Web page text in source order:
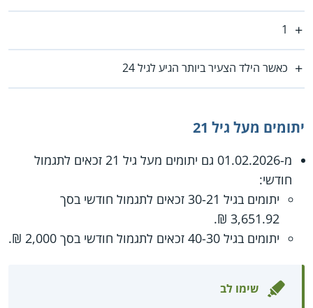
1
כאשר הילד הצעיר ביותר הגיע לגיל 24
יתומים מעל גיל 21
מ-01.02.2026 גם יתומים מעל גיל 21 זכאים לתגמול
חודשי:
יתומים בגיל 30-21 זכאים לתגמול חודשי בסך
3,651.92 ₪.
יתומים בגיל 40-30 זכאים לתגמול חודשי בסך 2,000 ₪.
שימו לב